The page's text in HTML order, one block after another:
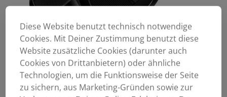
Diese Website benutzt technisch notwendige
Cookies. Mit Deiner Zustimmung benutzt diese
Website zusätzliche Cookies (darunter auch
Cookies von Drittanbietern) oder ähnliche
Technologien, um die Funktionsweise der Seite
zu sichern, aus Marketing-Gründen sowie zur